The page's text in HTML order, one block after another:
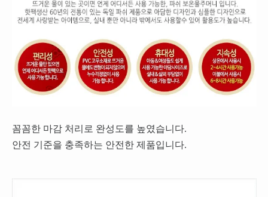
꼼꼼한 마감 처리로 완성도를 높였습니다.
안전 기준을 충족하는 안전한 제품입니다.